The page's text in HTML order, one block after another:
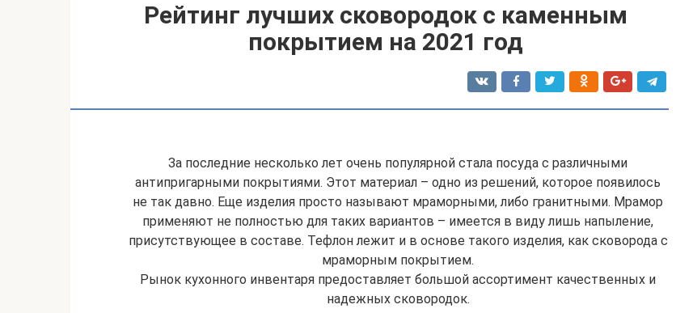
Рейтинг лучших сковородок с каменным
покрытием на 2021 год
За последние несколько лет очень популярной стала посуда с различными
антипригарными покрытиями. Этот материал – одно из решений, которое появилось
не так давно. Еще изделия просто называют мраморными, либо гранитными. Мрамор
применяют не полностью для таких вариантов – имеется в виду лишь напыление,
присутствующее в составе. Тефлон лежит и в основе такого изделия, как сковорода с
мраморным покрытием.
Рынок кухонного инвентаря предоставляет большой ассортимент качественных и
надежных сковородок.